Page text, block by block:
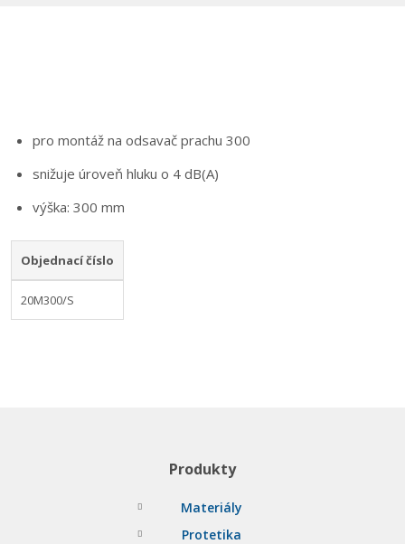
pro montáž na odsavač prachu 300
snižuje úroveň hluku o 4 dB(A)
výška: 300 mm
Objednací číslo
20M300/S
Produkty
Materiály
Protetika